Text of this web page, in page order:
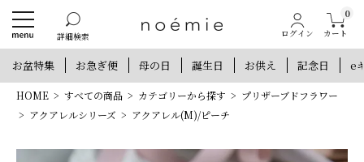
詳細検索 ログイン
0
カート
お盆特集 お急ぎ便 母の日 誕生日 お供え 記念日 e
HOME すべての商品 カテゴリーから探す
プリザーブドフラワー
アクアレルシリーズ
アクアレル(M)/ピーチ